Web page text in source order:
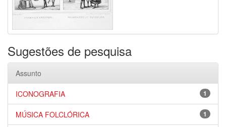
Sugestões de pesquisa
Assunto
1
ICONOGRAFIA
1
MÚSICA FOLCLÓRICA